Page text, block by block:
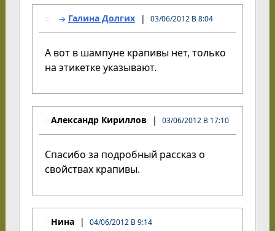
Галина Долгих 03/06/2012 В 8:04
А вот в шампуне крапивы нет, только
на этикетке указывают.
Александр Кириллов 03/06/2012 В 17:10
Спасибо за подробный рассказ о
свойствах крапивы.
Нина 04/06/2012 В 9:14